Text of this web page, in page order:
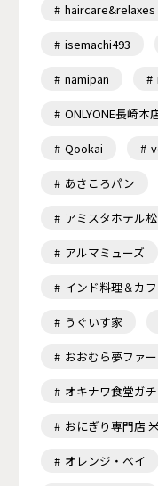
isemachi493
namipan
ONLYONE長崎本
Qookai
あさころパン
アミスタホテル
アルマミューズ
インド料理＆カ
うぐいす家
おおむら夢ファ
オキナワ食堂ガ
おにぎり専門店
オレンジ・ベイ